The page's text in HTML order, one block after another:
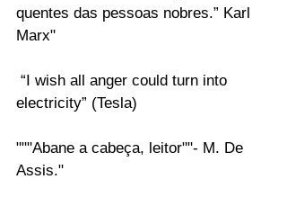
quentes das pessoas nobres.” Karl
Marx"
electricity” (Tesla)
"""Abane a cabeça, leitor""- M. De
Assis."